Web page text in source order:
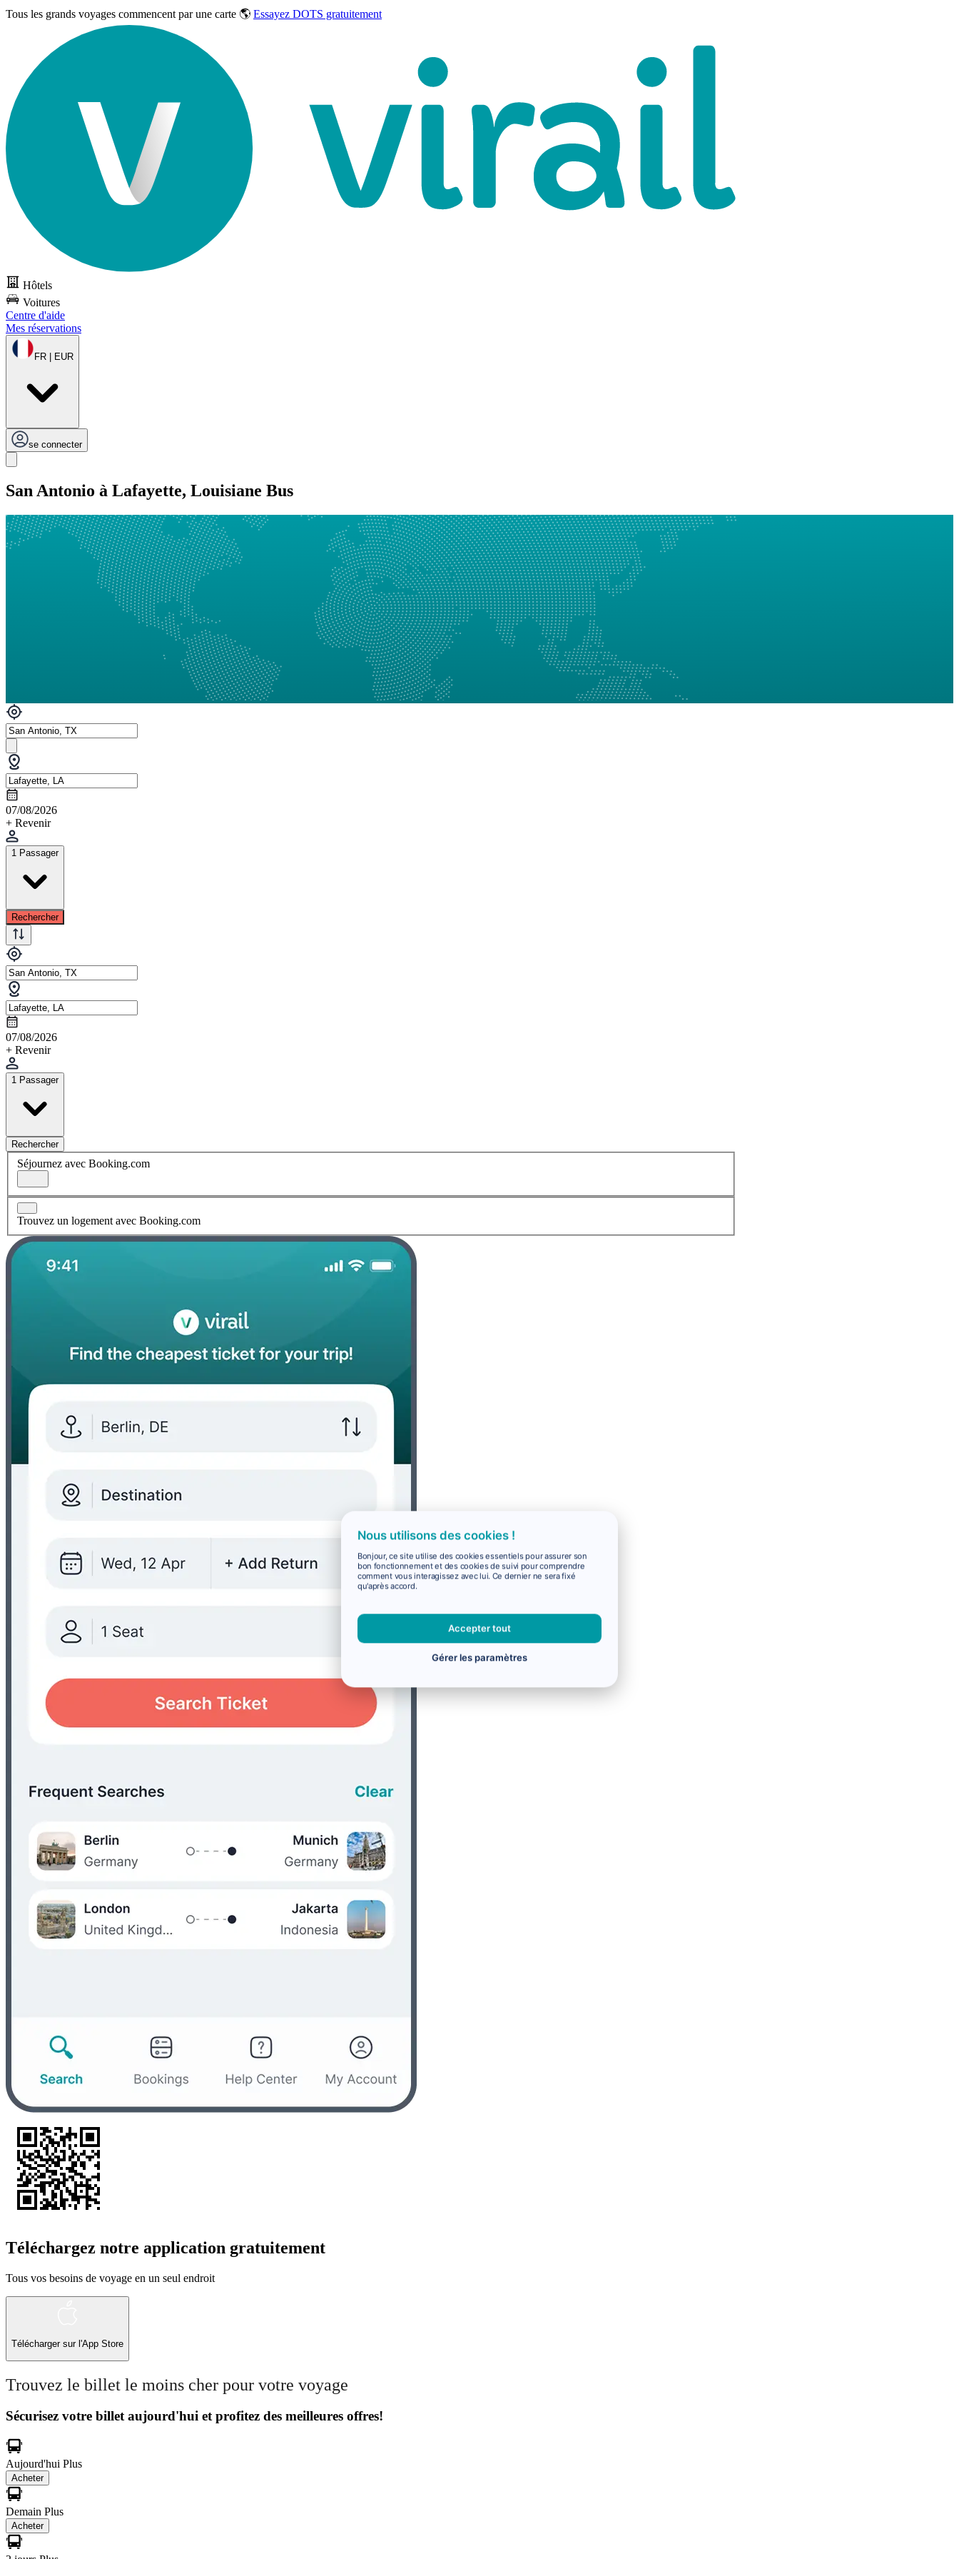
Tous les grands voyages commencent par une carte 🌎 Essayez DOTS gratuitement
Hôtels
Voitures
Centre d'aide
Mes réservations
FR | EUR
se connecter
San Antonio à Lafayette, Louisiane Bus
07/08/2026
+ Revenir
1 Passager
Rechercher
07/08/2026
+ Revenir
1 Passager
Rechercher
Séjournez avec Booking.com
Trouvez un logement avec Booking.com
Téléchargez notre application gratuitement
Tous vos besoins de voyage en un seul endroit
Télécharger sur l'App Store
Trouvez le billet le moins cher pour votre voyage
Sécurisez votre billet aujourd'hui et profitez des meilleures offres!
Aujourd'hui Plus
Acheter
Demain Plus
Acheter
Nous utilisons des cookies !
Bonjour, ce site utilise des cookies essentiels pour assurer son
bon fonctionnement et des cookies de suivi pour comprendre
comment vous interagissez avec lui. Ce dernier ne sera fixé
qu'après accord.
Accepter tout
Gérer les paramètres